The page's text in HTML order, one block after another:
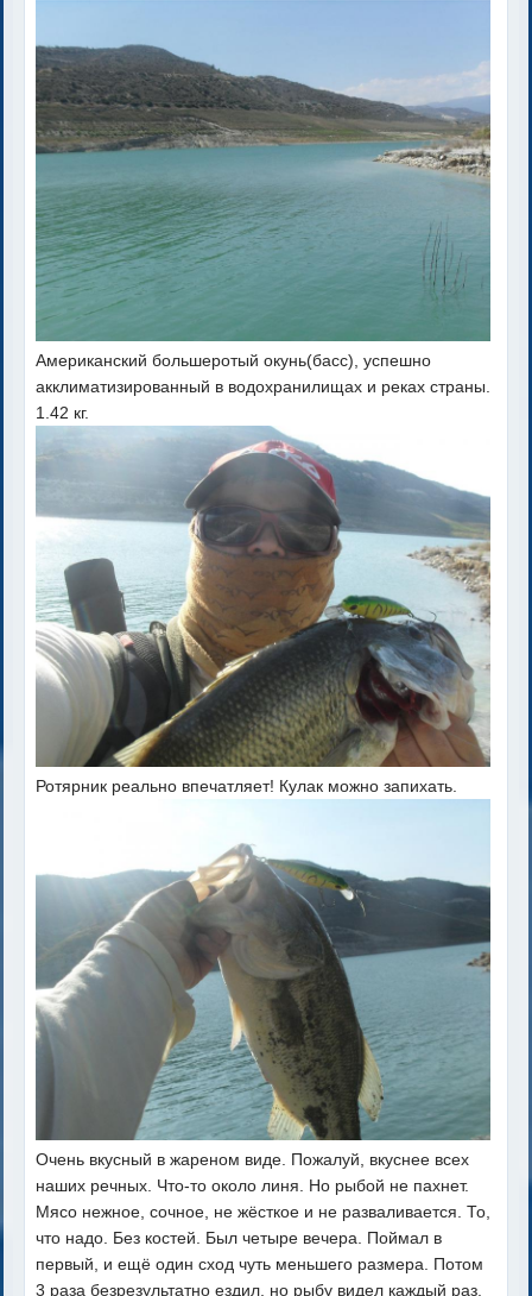
Американский большеротый окунь(басс), успешно
акклиматизированный в водохранилищах и реках страны.
1.42 кг.
Ротярник реально впечатляет! Кулак можно запихать.
Очень вкусный в жареном виде. Пожалуй, вкуснее всех
наших речных. Что-то около линя. Но рыбой не пахнет.
Мясо нежное, сочное, не жёсткое и не разваливается. То,
что надо. Без костей. Был четыре вечера. Поймал в
первый, и ещё один сход чуть меньшего размера. Потом
3 раза безрезультатно ездил, но рыбу видел каждый раз.